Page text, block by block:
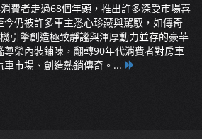
費者走過68個年頭，推出許多深受市場喜
仍被許多車主悉心珍藏與駕馭，如傳奇
引擎創造極致靜謐與渾厚動力並存的豪華
榮內裝鋪陳，翻轉90年代消費者對房車
市場、創造熱銷傳奇。...